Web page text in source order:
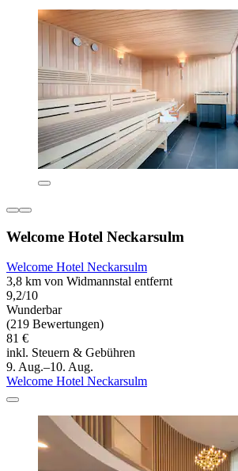
Welcome Hotel Neckarsulm
Welcome Hotel Neckarsulm
3,8 km von Widmannstal entfernt
9,2/10
Wunderbar
(219 Bewertungen)
81 €
inkl. Steuern & Gebühren
9. Aug.–10. Aug.
Welcome Hotel Neckarsulm